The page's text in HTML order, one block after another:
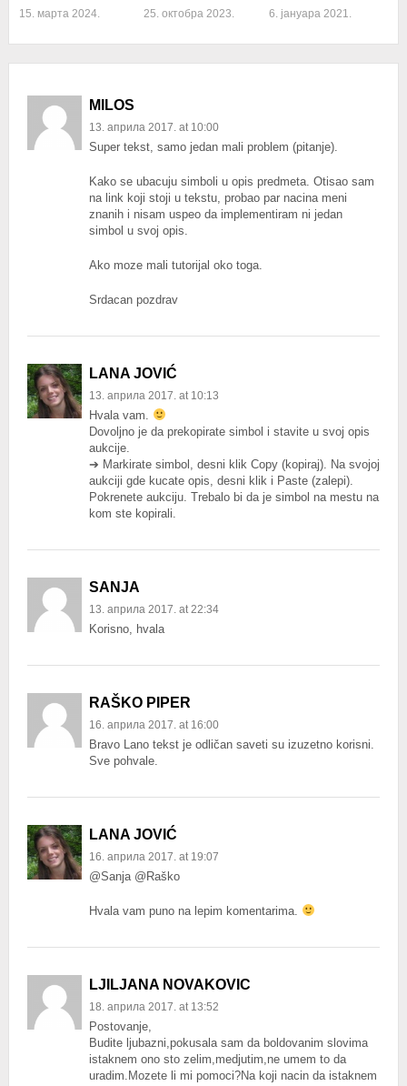
15. марта 2024. 25. октобра 2023. 6. јануара 2021.
MILOS
13. априла 2017. at 10:00
Super tekst, samo jedan mali problem (pitanje).
Kako se ubacuju simboli u opis predmeta. Otisao sam
na link koji stoji u tekstu, probao par nacina meni
znanih i nisam uspeo da implementiram ni jedan
simbol u svoj opis.
Ako moze mali tutorijal oko toga.
Srdacan pozdrav
LANA JOVIĆ
13. априла 2017. at 10:13
Hvala vam.
Dovoljno je da prekopirate simbol i stavite u svoj opis
aukcije.
➔ Markirate simbol, desni klik Copy (kopiraj). Na svojoj
aukciji gde kucate opis, desni klik i Paste (zalepi).
Pokrenete aukciju. Trebalo bi da je simbol na mestu na
kom ste kopirali.
SANJA
13. априла 2017. at 22:34
Korisno, hvala
RAŠKO PIPER
16. априла 2017. at 16:00
Bravo Lano tekst je odličan saveti su izuzetno korisni.
Sve pohvale.
LANA JOVIĆ
16. априла 2017. at 19:07
@Sanja @Raško
Hvala vam puno na lepim komentarima.
LJILJANA NOVAKOVIC
18. априла 2017. at 13:52
Postovanje,
Budite ljubazni,pokusala sam da boldovanim slovima
istaknem ono sto zelim,medjutim,ne umem to da
uradim.Mozete li mi pomoci?Na koji nacin da istaknem